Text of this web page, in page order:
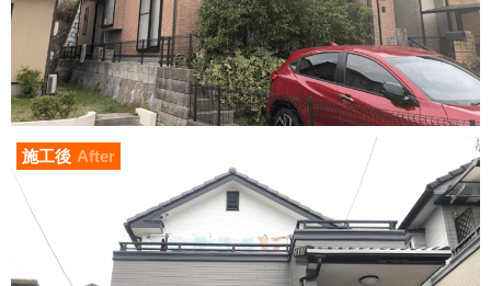
施工後 After